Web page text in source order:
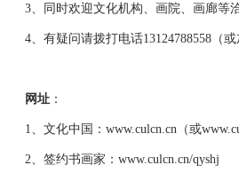
3、同时欢迎文化机构、画院、画廊等洽
4、有疑问请拨打电话13124788558（或
网址 ：
1、文化中国：www.culcn.cn（或
2、签约书画家：www.culcn.cn/qyshj